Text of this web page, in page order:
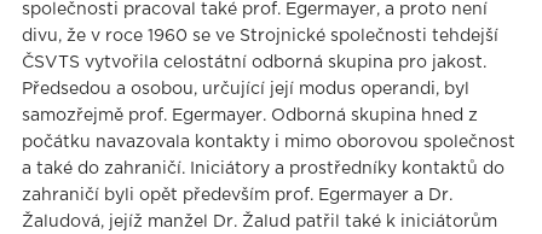
společnosti pracoval také prof. Egermayer, a proto není
divu, že v roce 1960 se ve Strojnické společnosti tehdejší
ČSVTS vytvořila celostátní odborná skupina pro jakost.
Předsedou a osobou, určující její modus operandi, byl
samozřejmě prof. Egermayer. Odborná skupina hned z
počátku navazovala kontakty i mimo oborovou společnost
a také do zahraničí. Iniciátory a prostředníky kontaktů do
zahraničí byli opět především prof. Egermayer a Dr.
Žaludová, jejíž manžel Dr. Žalud patřil také k iniciátorům